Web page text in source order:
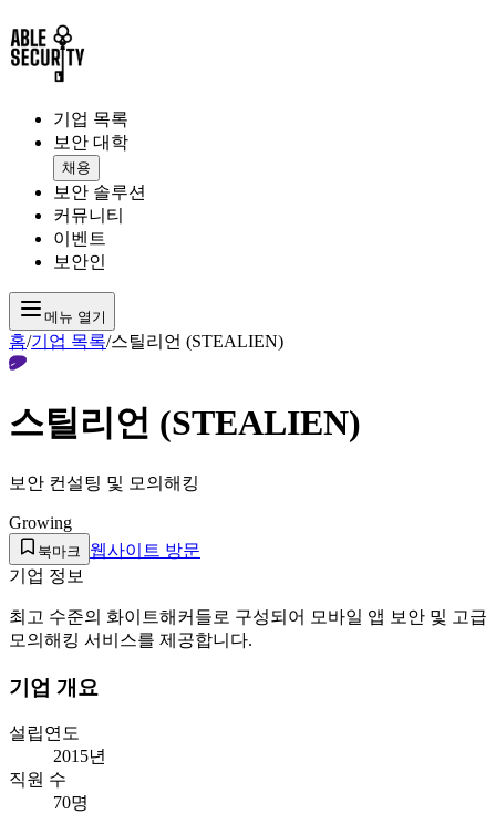
기업 목록
보안 대학
채용
보안 솔루션
커뮤니티
이벤트
보안인
메뉴 열기
홈/기업 목록/스틸리언 (STEALIEN)
스틸리언 (STEALIEN)
보안 컨설팅 및 모의해킹
Growing
북마크
웹사이트 방문
기업 정보
최고 수준의 화이트해커들로 구성되어 모바일 앱 보안 및 고급
모의해킹 서비스를 제공합니다.
기업 개요
설립연도
2015년
직원 수
70명